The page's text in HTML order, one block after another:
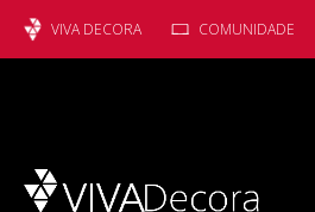
VIVA DECORA COMUNIDADE